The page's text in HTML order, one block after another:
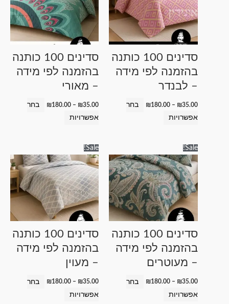
סדינים 100 כותנה
בהזמנה לפי מידה
– לבנדר
₪35.00
–
₪180.00
⁦₪180.00⁩
בחר
אפשרויות
מספר
סוגים.
ניתן
את
האפשרויות
בעמוד
סדינים 100 כותנה
בהזמנה לפי מידה
– מאורי
₪35.00
–
₪180.00
⁦₪180.00⁩
בחר
אפשרויות
מספר
סוגים.
ניתן
את
האפשרויות
בעמוד
Sale!
סדינים 100 כותנה
בהזמנה לפי מידה
– מעוטרים
₪35.00
–
₪ 180.00
מחירים:
⁦₪35.00⁩
עד
⁦₪180.00⁩
בחר
אפשרויות
זה
יש
מספר
סוגים.
ניתן
את
האפשרויות
בעמוד
Sale!
סדינים 100 כותנה
בהזמנה לפי מידה
– מעוין
₪35.00
–
₪ 180.00
מחירים:
⁦₪35.00⁩
עד
בחר
אפשרויות
זה
יש
מספר
סוגים.
ניתן
את
האפשרויות